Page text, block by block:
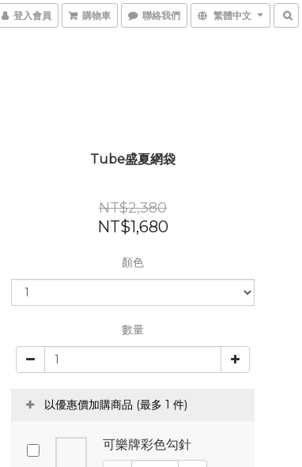
登入會員 購物車 聯絡我們 繁體中文
Tube盛夏網袋
NT$2,380
NT$1,680
顏色
數量
以優惠價加購商品 (最多 1 件)
可樂牌彩色勾針